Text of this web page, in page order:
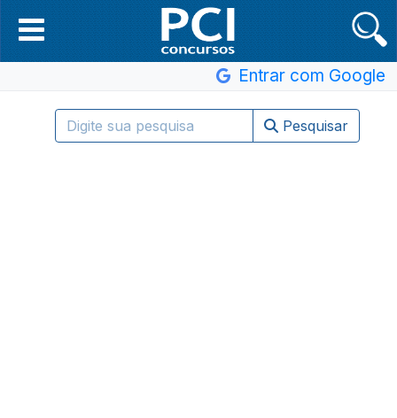
Entrar com Google
Pesquisar